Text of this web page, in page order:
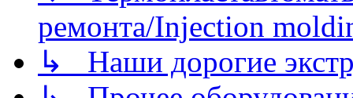
ремонта/Injection
↳ Наши дорогие